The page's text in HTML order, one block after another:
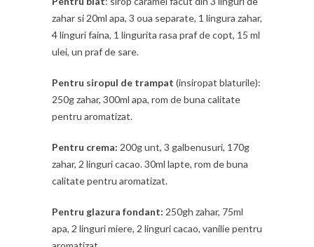
zahar si 20ml apa, 3 oua separate, 1 lingura zahar,
4 linguri faina, 1 lingurita rasa praf de copt, 15 ml
ulei, un praf de sare.
Pentru siropul de trampat (insiropat blaturile):
250g zahar, 300ml apa, rom de buna calitate
pentru aromatizat.
Pentru crema: 200g unt, 3 galbenusuri, 170g
zahar, 2 linguri cacao. 30ml lapte, rom de buna
calitate pentru aromatizat.
Pentru glazura fondant: 250gh zahar, 75ml
apa, 2 linguri miere, 2 linguri cacao, vanilie pentru